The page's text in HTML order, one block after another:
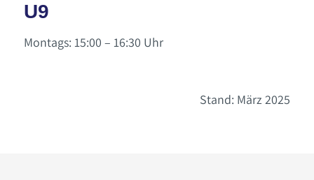
U9
Montags: 15:00 – 16:30 Uhr
Stand: März 2025